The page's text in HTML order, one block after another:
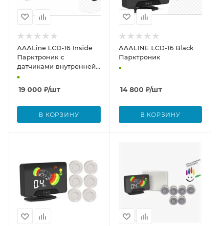
AAALine LCD-16 Inside
Парктроник с
датчиками внутренней
установки
19 000 ₽/шт
В КОРЗИНУ
AAALINE LCD-16 Black
Парктроник
14 800 ₽/шт
В КОРЗИНУ